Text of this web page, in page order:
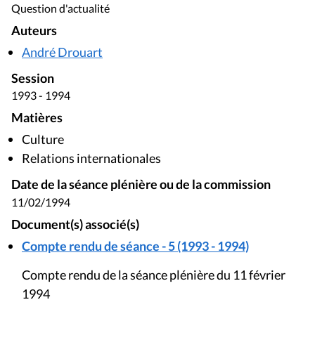
Question d'actualité
Auteurs
André Drouart
Session
1993 - 1994
Matières
Culture
Relations internationales
Date de la séance plénière ou de la commission
11/02/1994
Document(s) associé(s)
Compte rendu de séance - 5 (1993 - 1994)
Compte rendu de la séance plénière du 11 février
1994